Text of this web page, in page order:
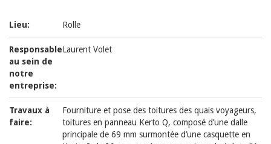
Lieu: Rolle
Responsable
au sein de
notre
entreprise:
Laurent Volet
Travaux à
faire:
Fourniture et pose des toitures des quais voyageurs,
toitures en panneau Kerto Q, composé d’une dalle
principale de 69 mm surmontée d’une casquette en